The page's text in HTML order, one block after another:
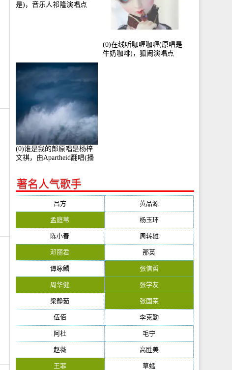
是)，音乐人祁隆演唱点
(0)在线听咖喱咖喱(原唱是
牛奶咖啡)，狐闹演唱点
(0)谁是我的郎原唱是杨梓
文祺，由Apartheid翻唱(播
著名人气歌手
吕方 黄品源
孟庭苇 杨玉环
陈小春 周转雄
邓丽君 那英
谭咏麟 张信哲
周华健 张学友
梁静茹 张国荣
伍佰 李克勤
阿杜 毛宁
赵薇 高胜美
王菲 草蜢